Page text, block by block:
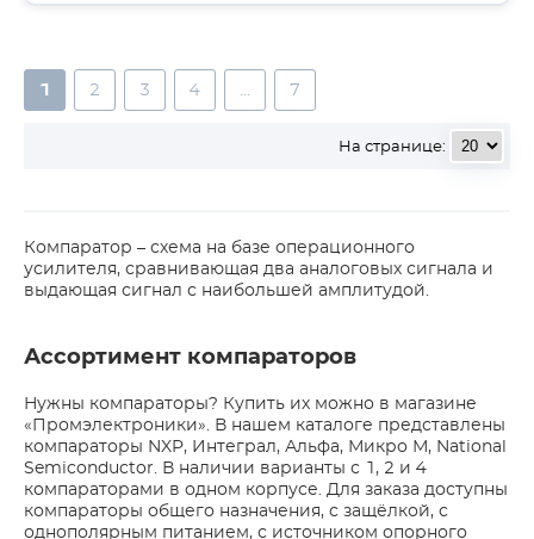
1 2 3 4 ... 7
На странице:
Компаратор – схема на базе операционного
усилителя, сравнивающая два аналоговых сигнала и
выдающая сигнал с наибольшей амплитудой.
Ассортимент компараторов
Нужны компараторы? Купить их можно в магазине
«Промэлектроники». В нашем каталоге представлены
компараторы NXP, Интеграл, Альфа, Микро М, National
Semiconductor. В наличии варианты с 1, 2 и 4
компараторами в одном корпусе. Для заказа доступны
компараторы общего назначения, с защёлкой, с
однополярным питанием, с источником опорного